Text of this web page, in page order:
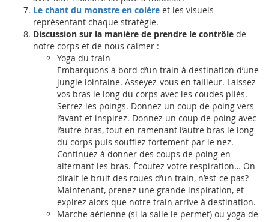
Le chant du monstre en colère et les visuels
représentant chaque stratégie.
Discussion sur la manière de prendre le contrôle de
notre corps et de nous calmer :
Yoga du train
Embarquons à bord d’un train à destination d’une
jungle lointaine. Asseyez-vous en tailleur. Laissez
vos bras le long du corps avec les coudes pliés.
Serrez les poings. Donnez un coup de poing vers
l’avant et inspirez. Donnez un coup de poing avec
l’autre bras, tout en ramenant l’autre bras le long
du corps puis soufflez fortement par le nez.
Continuez à donner des coups de poing en
alternant les bras. Écoutez votre respiration… On
dirait le bruit des roues d’un train, n’est-ce pas?
Maintenant, prenez une grande inspiration, et
expirez alors que notre train arrive à destination.
Marche aérienne (si la salle le permet) ou yoga de